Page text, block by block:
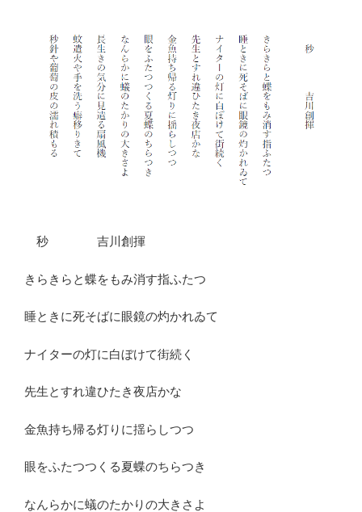
秒 吉川創揮
きらきらと蝶をもみ消す指ふたつ
睡ときに死そばに眼鏡の灼かれゐて
ナイターの灯に白ぼけて街続く
先生とすれ違ひたき夜店かな
金魚持ち帰る灯りに揺らしつつ
眼をふたつつくる夏蝶のちらつき
なんらかに蟻のたかりの大きさよ